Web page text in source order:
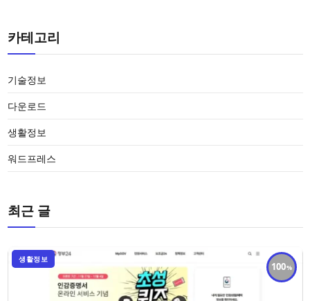
카테고리
기술정보
다운로드
생활정보
워드프레스
최근 글
100
생활정보